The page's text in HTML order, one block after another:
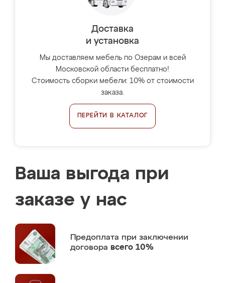
Доставка
и установка
Мы доставляем мебель по Озерам и всей
Московской области бесплатно!
Стоимость сборки мебели: 10% от стоимости
заказа.
ПЕРЕЙТИ В КАТАЛОГ
Ваша выгода при
заказе у нас
Предоплата при заключении
договора всего 10%